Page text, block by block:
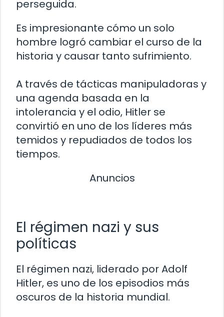
perseguida.
Es impresionante cómo un solo
hombre logró cambiar el curso de la
historia y causar tanto sufrimiento.
A través de tácticas manipuladoras y
una agenda basada en la
intolerancia y el odio, Hitler se
convirtió en uno de los líderes más
temidos y repudiados de todos los
tiempos.
Anuncios
El régimen nazi y sus
políticas
El régimen nazi, liderado por Adolf
Hitler, es uno de los episodios más
oscuros de la historia mundial.